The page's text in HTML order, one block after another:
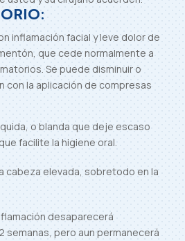
inflamación facial y leve dolor de
que cede normalmente a
Se puede disminuir o
con la aplicación de compresas
o blanda que deje escaso
facilite la higiene oral.
cabeza elevada, sobretodo en la
desaparecerá
semanas, pero aun permanecerá